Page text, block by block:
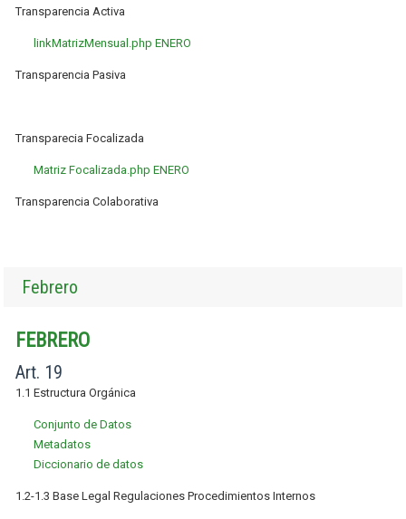
Transparencia Activa
linkMatrizMensual.php ENERO
Transparencia Pasiva
Transparecia Focalizada
Matriz Focalizada.php ENERO
Transparencia Colaborativa
Febrero
FEBRERO
Art. 19
1.1 Estructura Orgánica
Conjunto de Datos
Metadatos
Diccionario de datos
1.2-1.3 Base Legal Regulaciones Procedimientos Internos